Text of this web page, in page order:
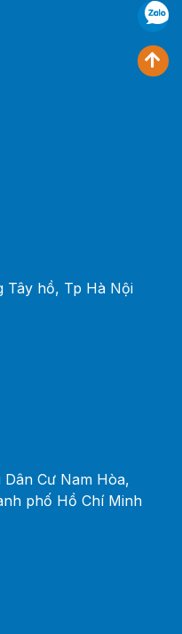
Tây hồ, Tp Hà Nội
Cư Nam Hòa,
phố Hồ Chí Minh